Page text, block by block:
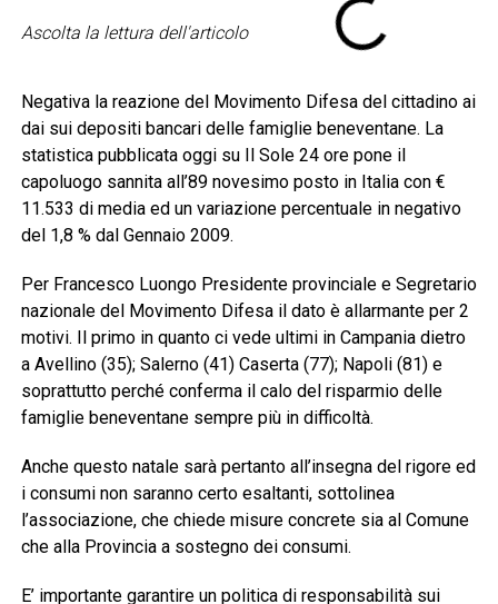
Ascolta la lettura dell'articolo
Negativa la reazione del Movimento Difesa del cittadino ai
dai sui depositi bancari delle famiglie beneventane. La
statistica pubblicata oggi su Il Sole 24 ore pone il
capoluogo sannita all’89 novesimo posto in Italia con €
11.533 di media ed un variazione percentuale in negativo
del 1,8 % dal Gennaio 2009.
Per Francesco Luongo Presidente provinciale e Segretario
nazionale del Movimento Difesa il dato è allarmante per 2
motivi. Il primo in quanto ci vede ultimi in Campania dietro
a Avellino (35); Salerno (41) Caserta (77); Napoli (81) e
soprattutto perché conferma il calo del risparmio delle
famiglie beneventane sempre più in difficoltà.
Anche questo natale sarà pertanto all’insegna del rigore ed
i consumi non saranno certo esaltanti, sottolinea
l’associazione, che chiede misure concrete sia al Comune
che alla Provincia a sostegno dei consumi.
E’ importante garantire un politica di responsabilità sui